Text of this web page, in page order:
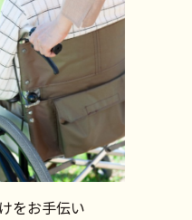
をお手伝い